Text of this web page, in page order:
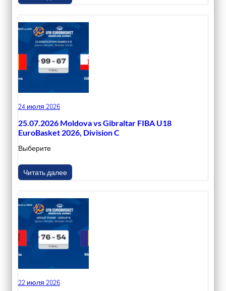
24 июля 2026
25.07.2026 Moldova vs Gibraltar FIBA U18
EuroBasket 2026, Division C
Выберите
Читать далее
22 июля 2026